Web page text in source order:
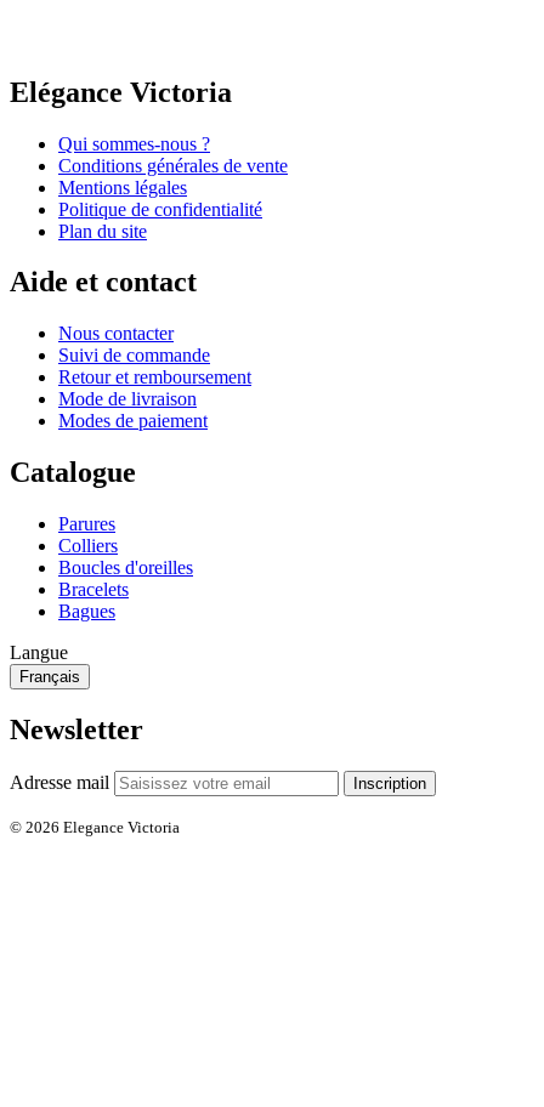
Elégance Victoria
Qui sommes-nous ?
Conditions générales de vente
Mentions légales
Politique de confidentialité
Plan du site
Aide et contact
Nous contacter
Suivi de commande
Retour et remboursement
Mode de livraison
Modes de paiement
Catalogue
Parures
Colliers
Boucles d'oreilles
Bracelets
Bagues
Langue
Français
Newsletter
Adresse mail Inscription
© 2026 Elegance Victoria